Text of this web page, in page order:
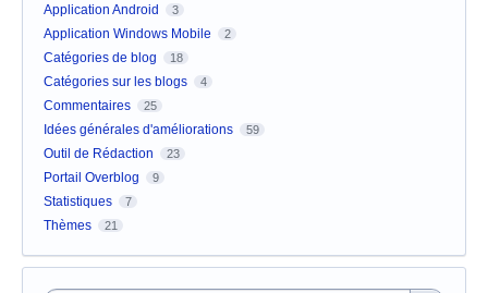
Application Android 3
Application Windows Mobile 2
Catégories de blog 18
Catégories sur les blogs 4
Commentaires 25
Idées générales d'améliorations 59
Outil de Rédaction 23
Portail Overblog 9
Statistiques 7
Thèmes 21